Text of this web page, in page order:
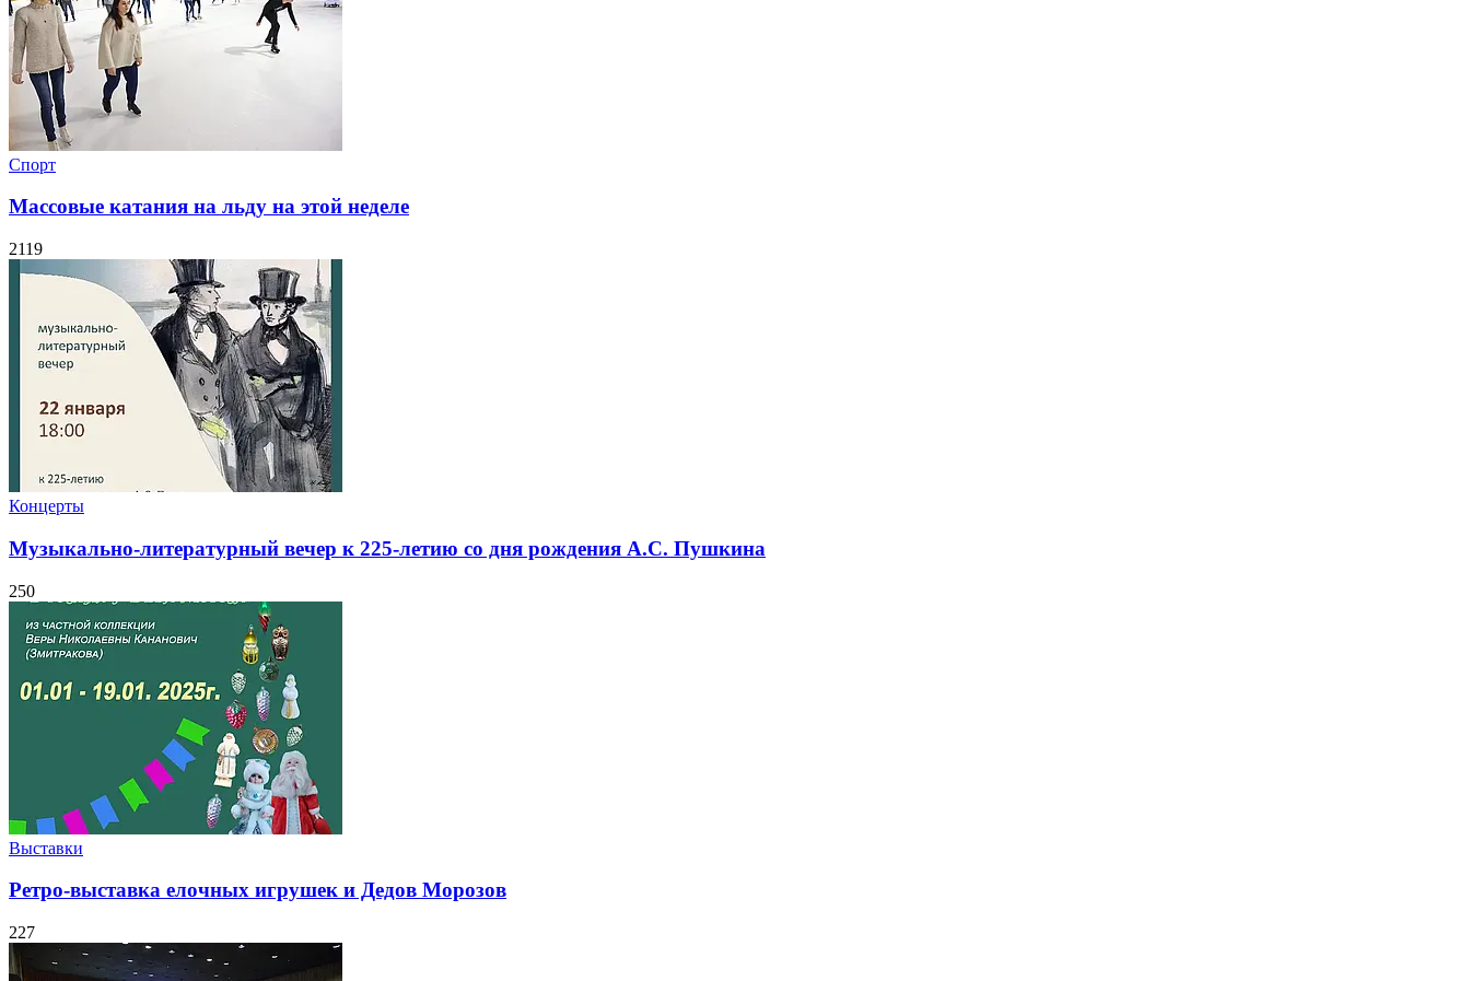
Спорт
Массовые катания на льду на этой неделе
2119
Концерты
Музыкально-литературный вечер к 225-летию со дня рождения А.С. Пушкина
250
Выставки
Ретро-выставка елочных игрушек и Дедов Морозов
227